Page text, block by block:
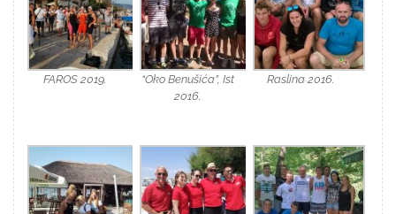
FAROS 2019.
“Oko Benušića”, Ist
2016.
Raslina 2016.